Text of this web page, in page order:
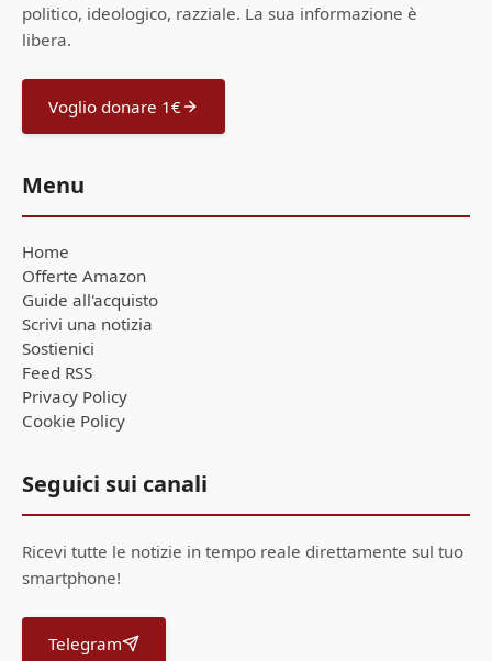
politico, ideologico, razziale. La sua informazione è
libera.
Voglio donare 1€
Menu
Home
Offerte Amazon
Guide all'acquisto
Scrivi una notizia
Sostienici
Feed RSS
Privacy Policy
Cookie Policy
Seguici sui canali
Ricevi tutte le notizie in tempo reale direttamente sul tuo
smartphone!
Telegram